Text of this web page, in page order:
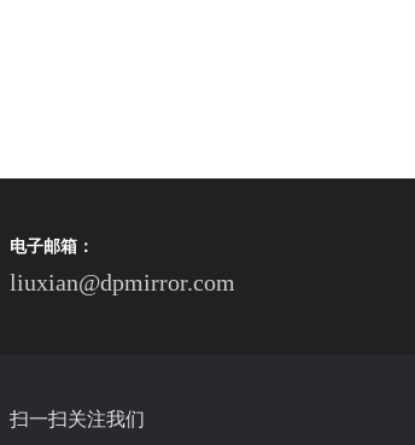
电子邮箱：
liuxian@dpmirror.com
扫一扫关注我们